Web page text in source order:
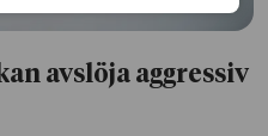
avslöja aggressiv